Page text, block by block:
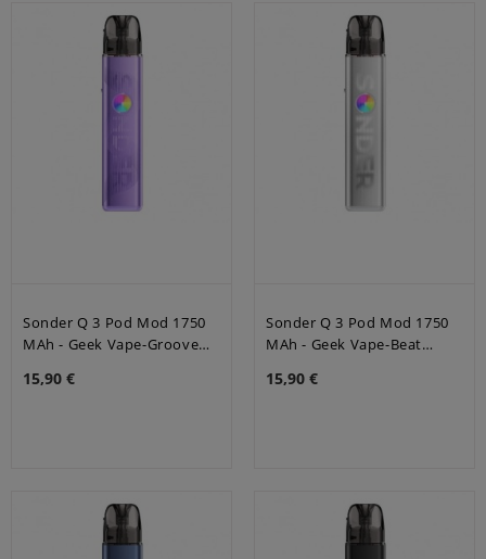
Sonder Q 3 Pod Mod 1750
MAh - Geek Vape-Groove
15,90 €
Sonder Q 3 Pod Mod 1750
MAh - Geek Vape-Beat
15,90 €